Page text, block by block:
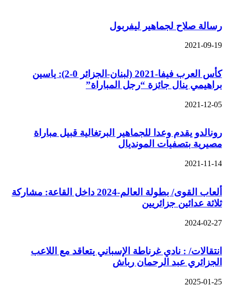
رسالة صلاح لجماهير ليفربول
2021-09-19
كأس العرب فيفا-2021 (لبنان-الجزائر 0-2): ياسين
براهيمي ينال جائزة “رجل المباراة”
2021-12-05
رونالدو يقدم وعدا للجماهير البرتغالية قبيل مباراة
مصيرية بتصفيات المونديال
2021-11-14
ألعاب القوى/ بطولة العالم-2024 داخل القاعة: مشاركة
ثلاثة عدائين جزائريين
2024-02-27
انتقالات/ : نادي غرناطة الإسباني يتعاقد مع اللاعب
الجزائري عبد الرحمان رباش
2025-01-25